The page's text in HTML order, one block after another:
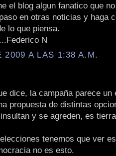
el blog algun fanatico que
en otras noticias y haga
lo que piensa.
N
2009 A LAS 1:38 A.M.
dice, la campaña parece un
propuesta de distintas
y se agreden, es
tenemos que ver
no es esto.